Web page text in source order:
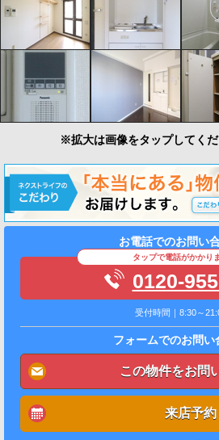
※拡大は画像をタップしてくだ
お電話でのお問い
タップで電話がかかり
0120-
受付時間｜8:30～
フォームでのお問い
この物件をお問
来店予約